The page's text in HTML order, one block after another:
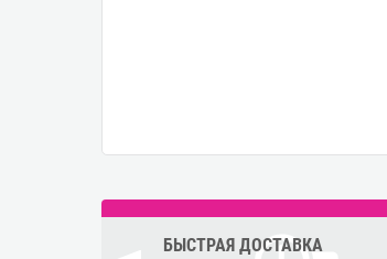
БЫСТРАЯ ДОСТАВКА